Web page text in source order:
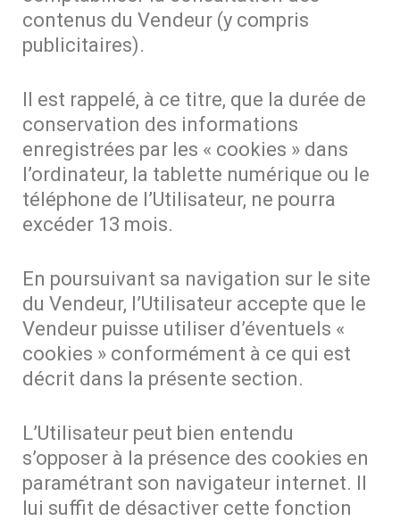
contenus du Vendeur (y compris
publicitaires).
Il est rappelé, à ce titre, que la durée de
conservation des informations
enregistrées par les « cookies » dans
l’ordinateur, la tablette numérique ou le
téléphone de l’Utilisateur, ne pourra
excéder 13 mois.
En poursuivant sa navigation sur le site
du Vendeur, l’Utilisateur accepte que le
Vendeur puisse utiliser d’éventuels «
cookies » conformément à ce qui est
décrit dans la présente section.
L’Utilisateur peut bien entendu
s’opposer à la présence des cookies en
paramétrant son navigateur internet. Il
lui suffit de désactiver cette fonction